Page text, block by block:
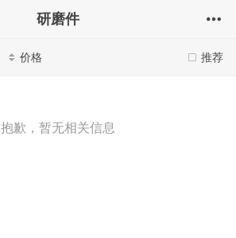
研磨件
推荐
价格
抱歉，暂无相关信息